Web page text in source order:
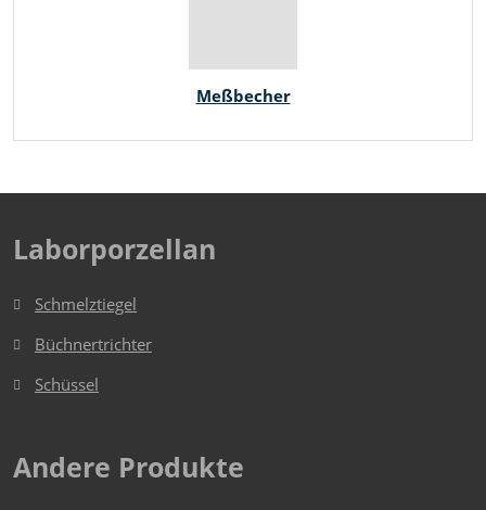
Meßbecher
Laborporzellan
Schmelztiegel
Büchnertrichter
Schüssel
Andere Produkte